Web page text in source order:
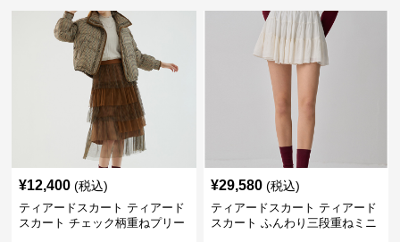
¥12,400 (税込)
ティアードスカート ティアード
スカート チェック柄重ねプリー
¥29,580 (税込)
ティアードスカート ティアード
スカート ふんわり三段重ねミニ